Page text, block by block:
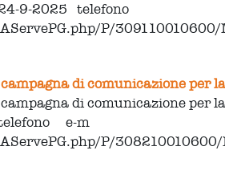
9-2025 telefono
P/
di comunicazione per
di comunicazione
e-m
P/